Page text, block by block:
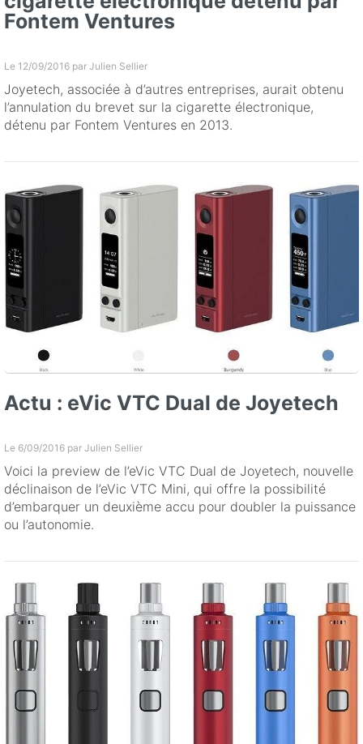
Fontem Ventures
Le 12/09/2016 par Julien Sellier
Joyetech, associée à d’autres entreprises, aurait obtenu
l’annulation du brevet sur la cigarette électronique,
détenu par Fontem Ventures en 2013.
Actu : eVic VTC Dual de Joyetech
Le 6/09/2016 par Julien Sellier
Voici la preview de l’eVic VTC Dual de Joyetech, nouvelle
déclinaison de l’eVic VTC Mini, qui offre la possibilité
d’embarquer un deuxième accu pour doubler la puissance
ou l’autonomie.